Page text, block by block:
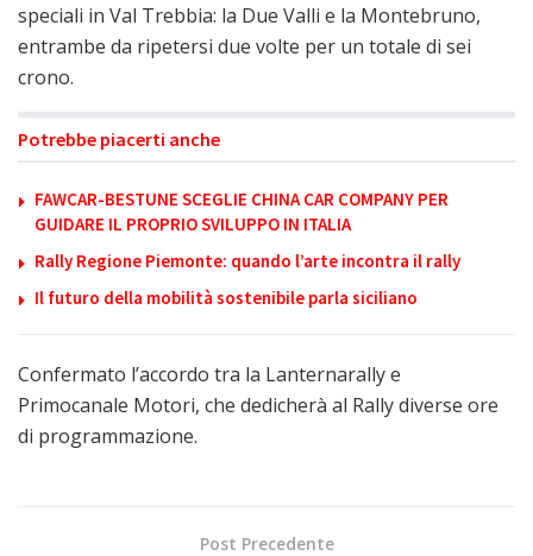
speciali in Val Trebbia: la Due Valli e la Montebruno,
entrambe da ripetersi due volte per un totale di sei
crono.
Potrebbe piacerti anche
FAWCAR-BESTUNE SCEGLIE CHINA CAR COMPANY PER
GUIDARE IL PROPRIO SVILUPPO IN ITALIA
Rally Regione Piemonte: quando l’arte incontra il rally
Il futuro della mobilità sostenibile parla siciliano
Confermato l’accordo tra la Lanternarally e
Primocanale Motori, che dedicherà al Rally diverse ore
di programmazione.
Post Precedente